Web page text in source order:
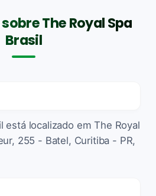
The Royal Spa
Brasil
está localizado em The Royal
255 - Batel, Curitiba - PR,